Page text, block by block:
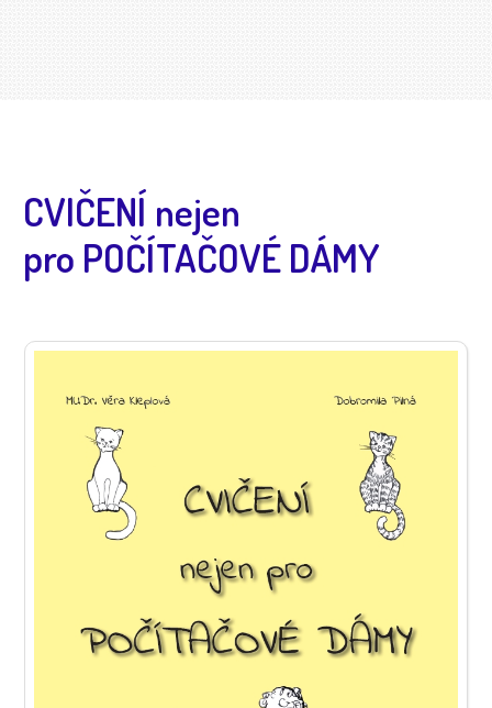
CVIČENÍ nejen
pro POČÍTAČOVÉ DÁMY